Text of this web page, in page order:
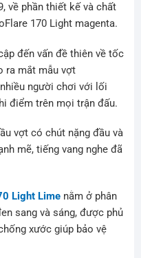
về phần thiết kế và chất
170 Light magenta.
đến vấn đề thiên về tốc
ra mắt mẫu vợt
người chơi với lối
điểm trên mọi trận đấu.
vợt có chút nặng đầu và
mẽ, tiếng vang nghe đã
Light Lime nằm ở phân
sang và sáng, được phủ
xước giúp bảo vệ